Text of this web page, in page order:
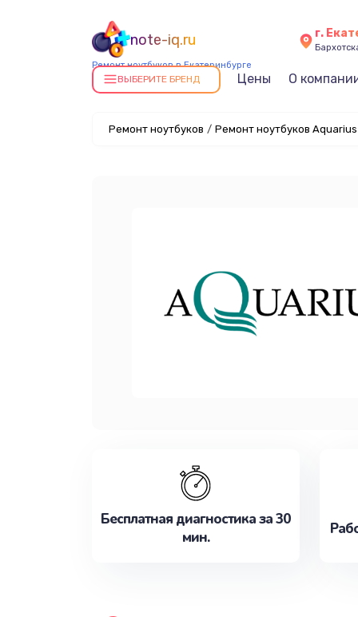
note-iq.ru
Ремонт ноутбуков в Екатеринбурге
г.
ВЫБЕРИТЕ БРЕНД Цены О
Ремонт ноутбуков / Ремонт ноутбуков
Бесплатная диагностика за 30
мин.